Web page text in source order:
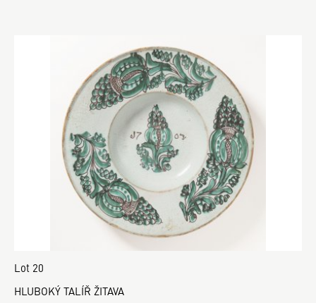
Lot 20
HLUBOKÝ TALÍŘ ŽITAVA